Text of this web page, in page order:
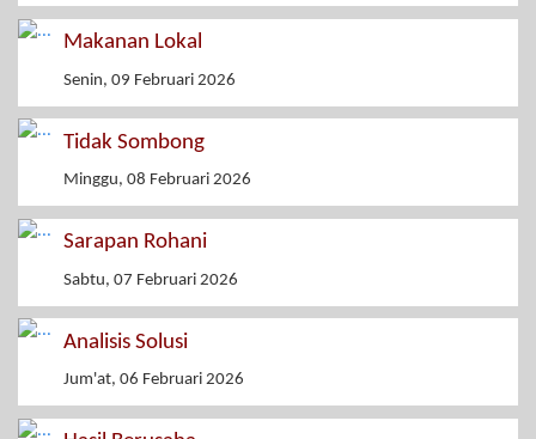
Makanan Lokal
Senin, 09 Februari 2026
Tidak Sombong
Minggu, 08 Februari 2026
Sarapan Rohani
Sabtu, 07 Februari 2026
Analisis Solusi
Jum'at, 06 Februari 2026